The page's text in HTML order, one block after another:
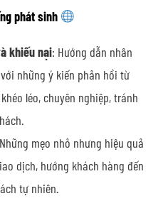
phát sinh
khiếu nại: Hướng dẫn nhân
những ý kiến phản hồi từ
léo, chuyên nghiệp, tránh
mẹo nhỏ nhưng hiệu quả
dịch, hướng khách hàng đến
tự nhiên.